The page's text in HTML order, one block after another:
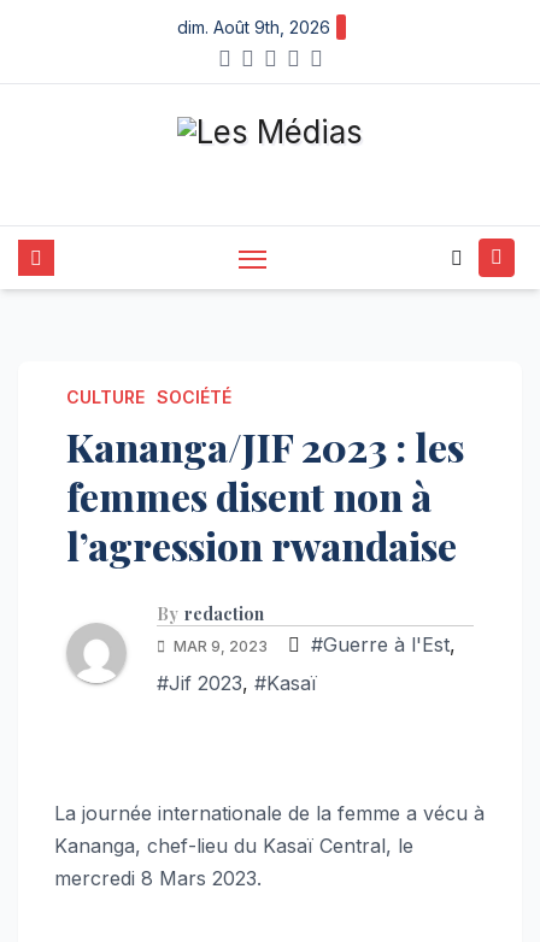
content
dim. Août 9th, 2026
CULTURE SOCIÉTÉ
Kananga/JIF 2023 : les
femmes disent non à
l’agression rwandaise
By redaction
MAR 9, 2023 #Guerre à l'Est,
#Jif 2023, #Kasaï
La journée internationale de la femme a vécu à
Kananga, chef-lieu du Kasaï Central, le
mercredi 8 Mars 2023.